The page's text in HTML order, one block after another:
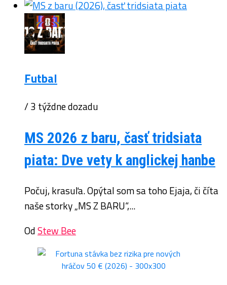
Futbal
/ 3 týždne dozadu
MS 2026 z baru, časť tridsiata
piata: Dve vety k anglickej hanbe
Počuj, krasuľa. Opýtal som sa toho Ejaja, či číta
naše storky „MS Z BARU“,...
OdStew Bee